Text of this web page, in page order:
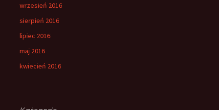
wrzesień 2016
sierpień 2016
lipiec 2016
maj 2016
kwiecień 2016